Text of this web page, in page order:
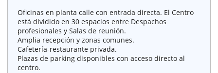
Oficinas en planta calle con entrada directa. El Centro
está dividido en 30 espacios entre Despachos
profesionales y Salas de reunión.
Amplia recepción y zonas comunes.
Cafetería-restaurante privada.
Plazas de parking disponibles con acceso directo al
centro.